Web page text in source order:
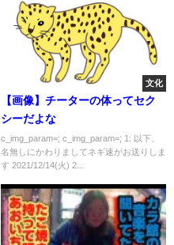
文化
【画像】チーターの体ってセク
シーだよな
c_img_param=; c_img_param=; 1: 以下、
名無しにかわりましてネギ速がお送りしま
す 2021/12/14(火) 2...